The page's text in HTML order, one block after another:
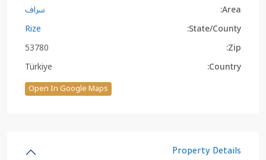
Area:
سراف
State/County:
Rize
Zip:
53780
Country:
Türkiye
Open In Google Maps
Property Details